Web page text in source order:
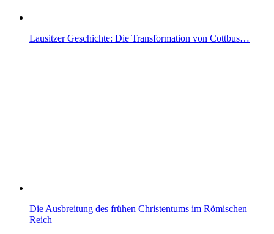
Lausitzer Geschichte: Die Transformation von Cottbus…
Die Ausbreitung des frühen Christentums im Römischen
Reich